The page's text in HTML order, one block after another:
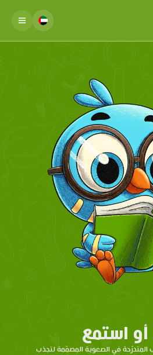
أو استمع
المتدرّحة في الصعوبة المصمّمة لتجذب